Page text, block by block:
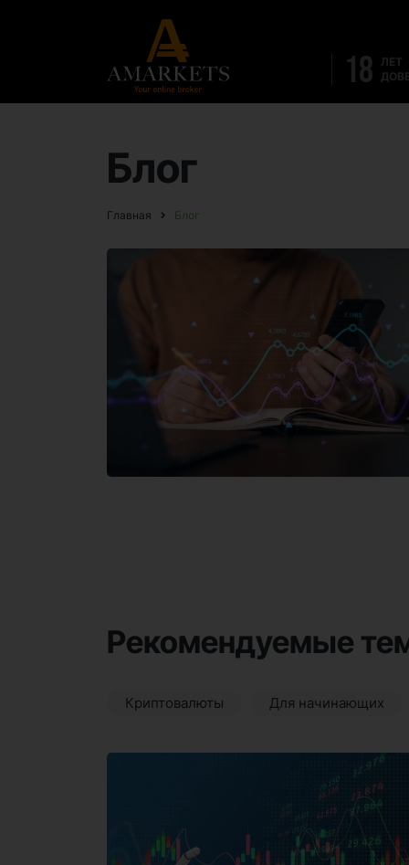
18 ЛЕТ
Блог
Главная Блог
Рекомендуемые
Криптовалюты Для начинающих